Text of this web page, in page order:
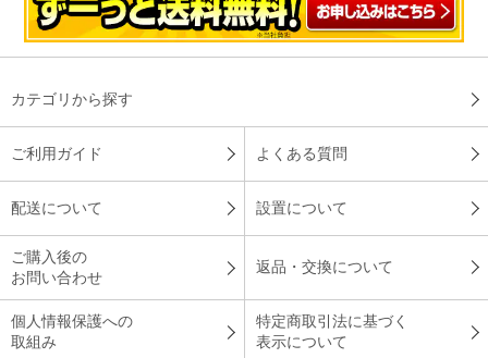
カテゴリから探す
ご利用ガイド よくある質問
配送について 設置について
ご購入後の
お問い合わせ
返品・交換について
個人情報保護への
取組み
特定商取引法に基づく
表示について